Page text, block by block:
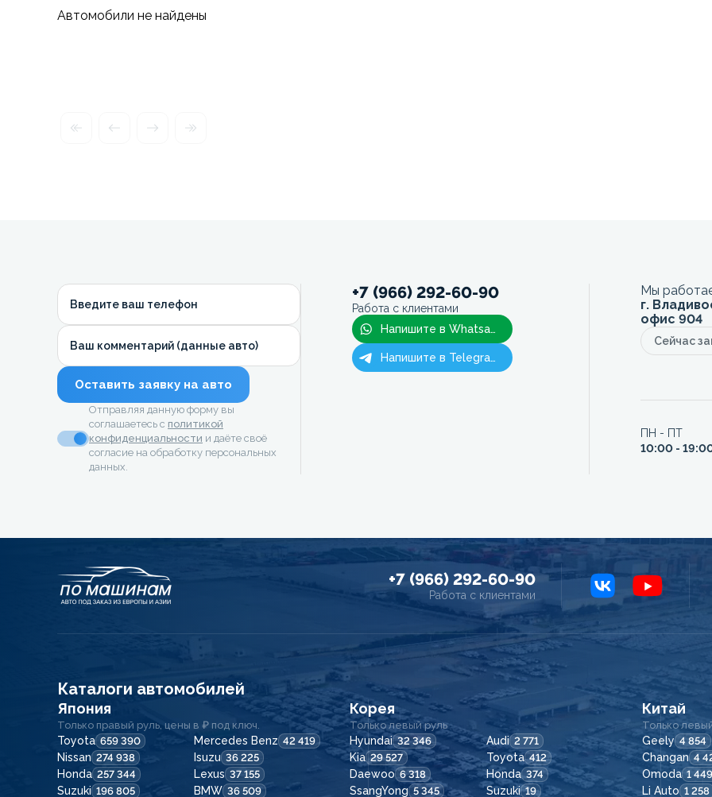
Автомобили не найдены
Введите ваш телефон
Ваш комментарий (данные авто)
Оставить заявку на авто
Отправляя данную форму вы
соглашаетесь с политикой
конфиденциальности и даёте своё
согласие на обработку персональных
данных.
+7 (966) 292-60-90
Работа с клиентами
Напишите в Whatsapp
Напишите в Telegram
Мы
г.
офис 904
Сейчас
ПН - ПТ
10:00 -
+7 (966) 292-60-90
Работа с клиентами
Каталоги автомобилей
Япония
Только правый руль, цены в ₽ под ключ.
Toyota 659 390 Mercedes Benz 42 419
Nissan 274 938 Isuzu 36 225
Honda 257 344 Lexus 37 155
Suzuki 196 805 BMW 36 509
Корея
Только левый руль
Hyundai 32 346 Audi 2 771
Kia 29 527 Toyota 412
Daewoo 6 318 Honda 374
SsangYong 5 345 Suzuki 19
Китай
Только
Geely 4 854
Changan 4
Omoda 1 449
Li Auto 1 258